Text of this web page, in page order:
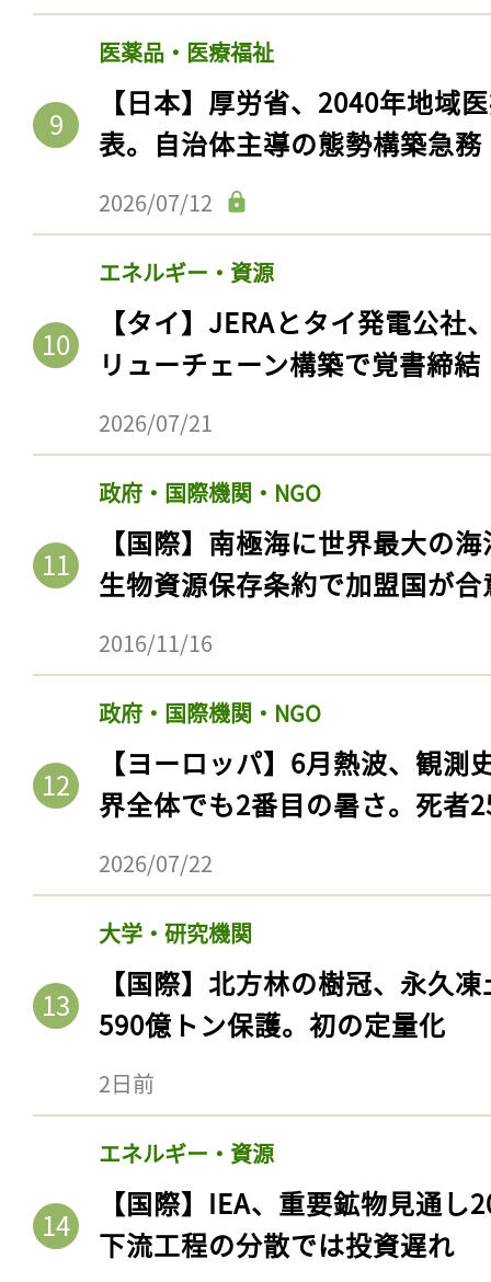
医薬品・医療福祉
【日本】厚労省、2040年地域
表。自治体主導の態勢構築急務
2026/07/12
エネルギー・資源
【タイ】JERAとタイ発電公社
リューチェーン構築で覚書締結
2026/07/21
政府・国際機関・NGO
【国際】南極海に世界最大の
生物資源保存条約で加盟国が合
2016/11/16
政府・国際機関・NGO
【ヨーロッパ】6月熱波、観
界全体でも2番目の暑さ。死者
2026/07/22
大学・研究機関
【国際】北方林の樹冠、永久
590億トン保護。初の定量化
2日前
エネルギー・資源
【国際】IEA、重要鉱物見通
下流工程の分散では投資遅れ